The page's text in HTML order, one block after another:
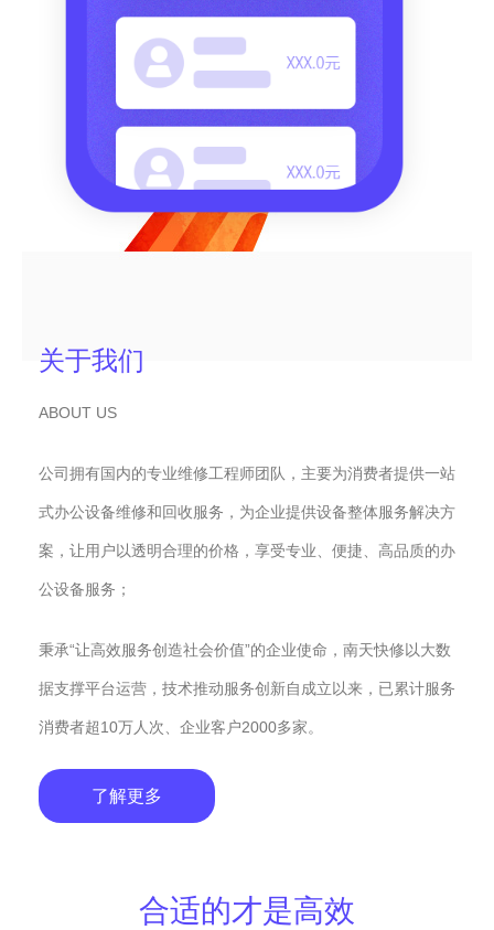
关于我们
ABOUT US
公司拥有国内的专业维修工程师团队，主要为消费者提供一站
式办公设备维修和回收服务，为企业提供设备整体服务解决方
案，让用户以透明合理的价格，享受专业、便捷、高品质的办
公设备服务；
秉承“让高效服务创造社会价值”的企业使命，南天快修以大数
据支撑平台运营，技术推动服务创新自成立以来，已累计服务
消费者超10万人次、企业客户2000多家。
了解更多
合适的才是高效